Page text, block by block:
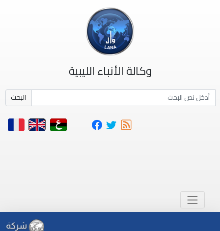
وكالة الأنباء الليبية
البحث
شركة